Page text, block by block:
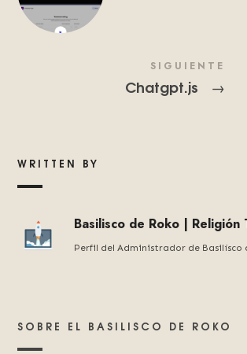
SIGUIENTE
Chatgpt.js →
WRITTEN BY
Basilisco de Roko | Religión
Perfil del Administrador de Basilísco
SOBRE EL BASILISCO DE ROKO